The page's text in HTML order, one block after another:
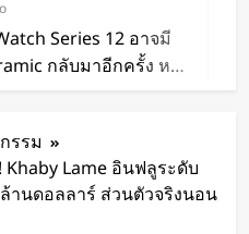
Series 12 อาจมี
กลับมาอีกครั้ง หลัง
รองรับสตรีมคมชัด
องผ่านเงื่อนไขที่
รรม
Khaby Lame อินฟลูระดับ
านดอลลาร์ ส่วนตัวจริงนอน